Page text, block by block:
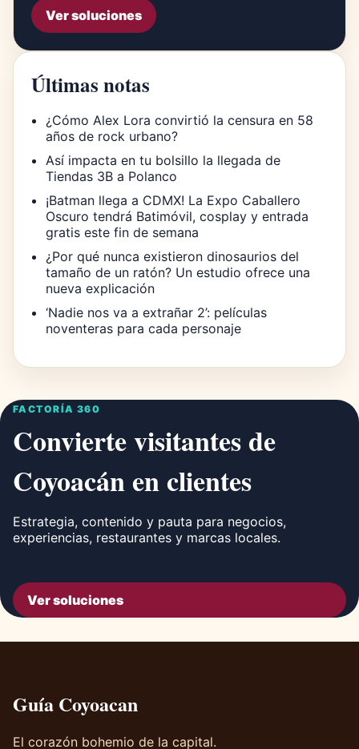
Ver soluciones
Últimas notas
¿Cómo Alex Lora convirtió la censura en 58
años de rock urbano?
Así impacta en tu bolsillo la llegada de
Tiendas 3B a Polanco
¡Batman llega a CDMX! La Expo Caballero
Oscuro tendrá Batimóvil, cosplay y entrada
gratis este fin de semana
¿Por qué nunca existieron dinosaurios del
tamaño de un ratón? Un estudio ofrece una
nueva explicación
‘Nadie nos va a extrañar 2’: películas
noventeras para cada personaje
FACTORÍA 360
Convierte visitantes de
Coyoacán en clientes
Estrategia, contenido y pauta para negocios,
experiencias, restaurantes y marcas locales.
Ver soluciones
Guía Coyoacan
El corazón bohemio de la capital.